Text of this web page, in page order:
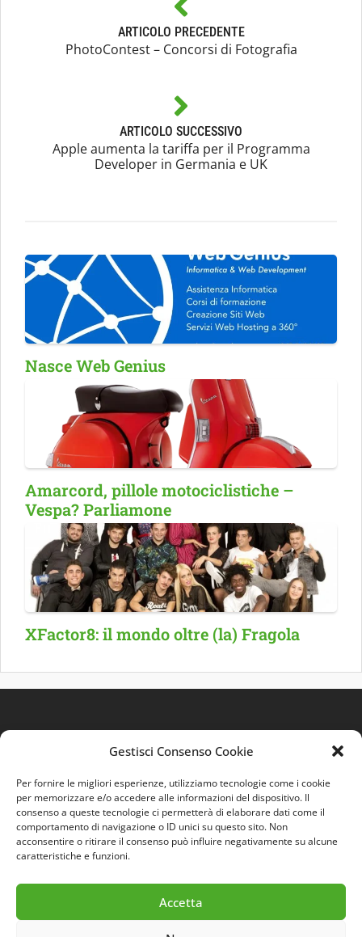
Gestisci Consenso Cookie
Per fornire le migliori esperienze, utilizziamo tecnologie come i cookie
per memorizzare e/o accedere alle informazioni del dispositivo. Il
consenso a queste tecnologie ci permetterà di elaborare dati come il
comportamento di navigazione o ID unici su questo sito. Non
acconsentire o ritirare il consenso può influire negativamente su alcune
caratteristiche e funzioni.
Accetta
ARTICOLO PRECEDENTE
PhotoContest – Concorsi di Fotografia
ARTICOLO SUCCESSIVO
Apple aumenta la tariffa per il Programma
Developer in Germania e UK
Nasce Web Genius
Amarcord, pillole motociclistiche –
Vespa? Parliamone
XFactor8: il mondo oltre (la) Fragola
Quest'opera è distribuita con LicenzaCreative
Commons 3.0 Italia.